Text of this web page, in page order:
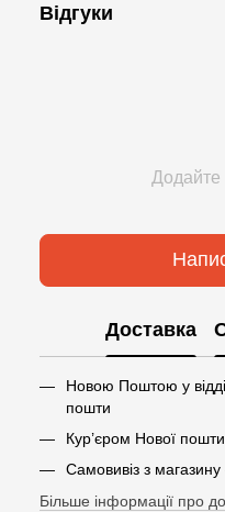
Відгуки
Додайте
Доставка
Новою Поштою у
пошти
Кур’єром Нової
Самовивіз з
Більше інформації про